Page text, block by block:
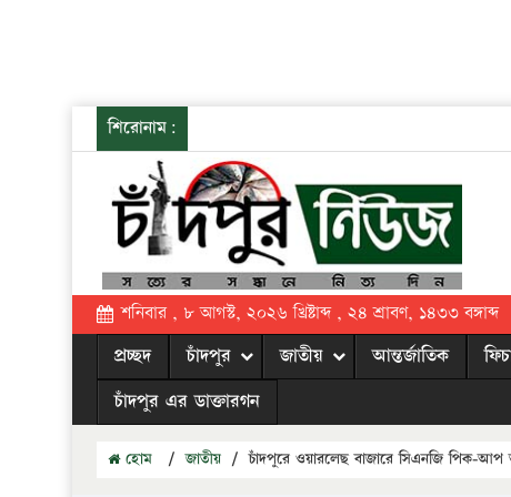
শিরোনাম:
শনিবার , ৮ আগস্ট, ২০২৬ খ্রিষ্টাব্দ , ২৪ শ্রাবণ, ১৪৩৩ বঙ্গাব্দ
প্রচ্ছদ চাঁদপুর জাতীয় আন্তর্জাতিক
চাঁদপুর এর ডাক্তারগন
হোম / জাতীয় / চাঁদপুরে ওয়ারলেছ বাজারে সিএনজি পিক-আপ